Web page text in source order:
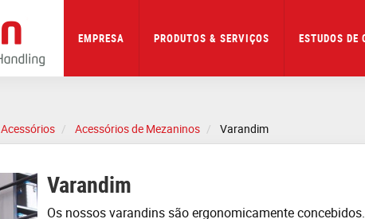
EMPRESA PRODUTOS & SERVIÇOS ESTUDOS DE
Acessórios Acessórios de Mezaninos Varandim
Varandim
Os nossosvarandinssãoergonomicamente